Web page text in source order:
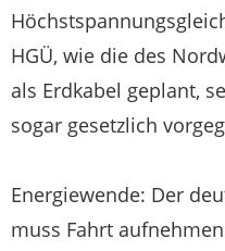
HGÜ, wie die des
als Erdkabel geplant,
sogar gesetzlich
Energiewende: Der
muss Fahrt aufnehmen